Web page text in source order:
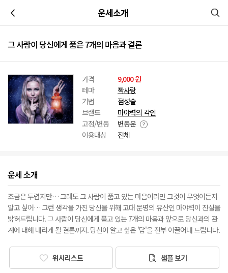
운세소개
그 사람이 당신에게 품은 7개의 마음과 결론
가격
9,000 원
테마
짝사랑
기법
점성술
브랜드
마야력의 각인
고정/변동
변동운
이용대상
전체
운세 소개
조금은 두렵지만… 그래도 그 사람이 품고 있는 마음이라면 그것이 무엇이든지
알고 싶어… 그런 생각을 가진 당신을 위해 고대 문명의 유산인 마야력이 진실을
밝혀드립니다. 그 사람이 당신에게 품고 있는 7개의 마음과 앞으로 당신과의 관
계에 대해 내리게 될 결론까지. 당신이 알고 싶은 '답'을 전부 이끌어내 드립니다.
위시리스트 샘플 보기